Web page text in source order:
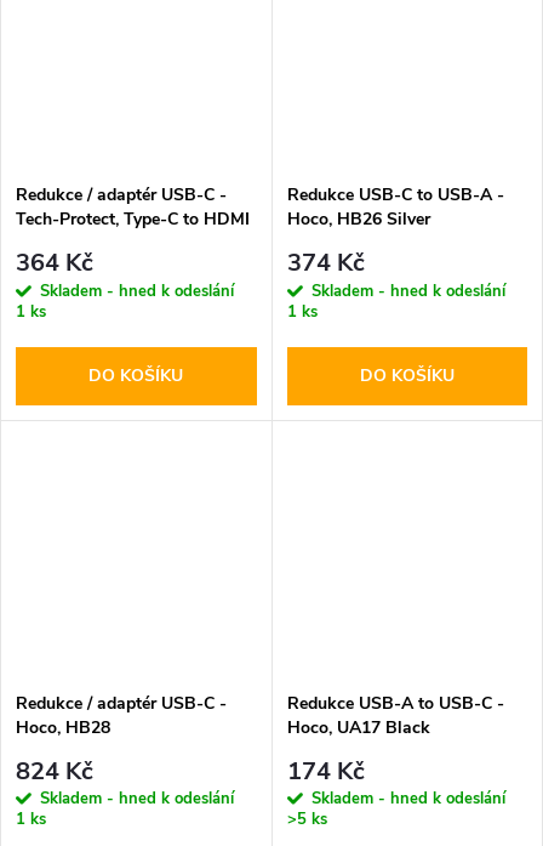
Redukce / adaptér USB-C -
Tech-Protect, Type-C to HDMI
364 Kč
Skladem - hned k odeslání
1 ks
DO KOŠÍKU
Redukce USB-C to USB-A -
Hoco, HB26 Silver
374 Kč
Skladem - hned k odeslání
1 ks
DO KOŠÍKU
Redukce / adaptér USB-C -
Hoco, HB28
824 Kč
Skladem - hned k odeslání
1 ks
Redukce USB-A to USB-C -
Hoco, UA17 Black
174 Kč
Skladem - hned k odeslání
>5 ks